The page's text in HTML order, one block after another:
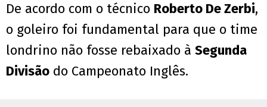
De acordo com o técnico Roberto De Zerbi,
o goleiro foi fundamental para que o time
londrino não fosse rebaixado à Segunda
Divisão do Campeonato Inglês.